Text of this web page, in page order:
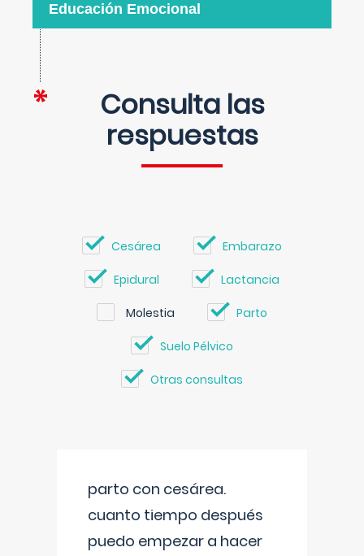
Educación Emocional
Consulta las
respuestas
Cesárea Embarazo
Epidural Lactancia
Molestia Parto
Suelo Pélvico
Otras consultas
parto con cesárea.
cuanto tiempo después
puedo empezar a hacer